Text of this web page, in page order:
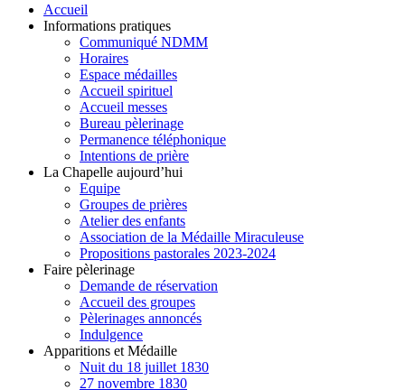
Accueil
Informations pratiques
Communiqué NDMM
Horaires
Espace médailles
Accueil spirituel
Accueil messes
Bureau pèlerinage
Permanence téléphonique
Intentions de prière
La Chapelle aujourd’hui
Equipe
Groupes de prières
Atelier des enfants
Association de la Médaille Miraculeuse
Propositions pastorales 2023-2024
Faire pèlerinage
Demande de réservation
Accueil des groupes
Pèlerinages annoncés
Indulgence
Apparitions et Médaille
Nuit du 18 juillet 1830
27 novembre 1830